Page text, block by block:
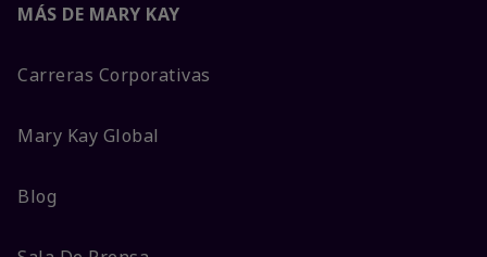
MÁS DE MARY KAY
Carreras Corporativas
Mary Kay Global
Blog